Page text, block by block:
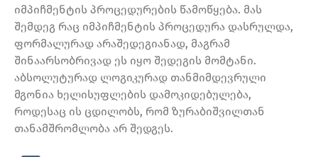
იმპიჩმენტის პროცედურების წამოწყება. მას
შემდეგ რაც იმპიჩმენტის პროცედურა დასრულდა,
ფორმალურად არაშედეგიანად, მაგრამ
შინაარსობრივად ეს იყო შედეგის მომტანი.
აბსოლუტურად ლოგიკურად თანმიმდევრული
მგონია ხელისუფლების დამოკიდებულება,
როდესაც ის ცდილობს, რომ ზურაბიშვილთან
თანამშრომლობა არ შედგეს.